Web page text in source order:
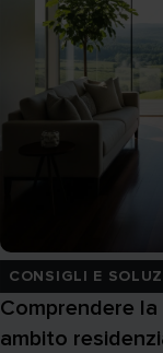
CONSIGLI E
Comprendere
ambito